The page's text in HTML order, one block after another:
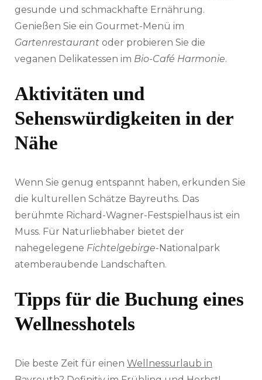
gesunde und schmackhafte Ernährung.
Genießen Sie ein Gourmet-Menü im
Gartenrestaurant oder probieren Sie die
veganen Delikatessen im Bio-Café Harmonie.
Aktivitäten und
Sehenswürdigkeiten in der
Nähe
Wenn Sie genug entspannt haben, erkunden Sie
die kulturellen Schätze Bayreuths. Das
berühmte Richard-Wagner-Festspielhaus ist ein
Muss. Für Naturliebhaber bietet der
nahegelegene Fichtelgebirge-Nationalpark
atemberaubende Landschaften.
Tipps für die Buchung eines
Wellnesshotels
Die beste Zeit für einen Wellnessurlaub in